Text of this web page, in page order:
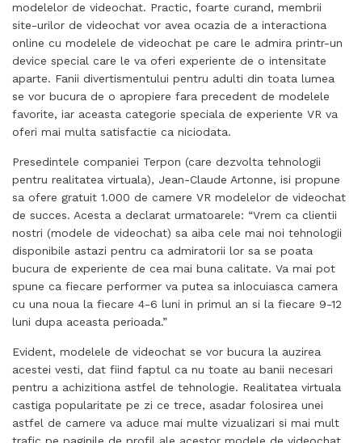
modelelor de videochat. Practic, foarte curand, membrii
site-urilor de videochat vor avea ocazia de a interactiona
online cu modelele de videochat pe care le admira printr-un
device special care le va oferi experiente de o intensitate
aparte. Fanii divertismentului pentru adulti din toata lumea
se vor bucura de o apropiere fara precedent de modelele
favorite, iar aceasta categorie speciala de experiente VR va
oferi mai multa satisfactie ca niciodata.
Presedintele companiei Terpon (care dezvolta tehnologii
pentru realitatea virtuala), Jean-Claude Artonne, isi propune
sa ofere gratuit 1.000 de camere VR modelelor de videochat
de succes. Acesta a declarat urmatoarele: “Vrem ca clientii
nostri (modele de videochat) sa aiba cele mai noi tehnologii
disponibile astazi pentru ca admiratorii lor sa se poata
bucura de experiente de cea mai buna calitate. Va mai pot
spune ca fiecare performer va putea sa inlocuiasca camera
cu una noua la fiecare 4-6 luni in primul an si la fiecare 9-12
luni dupa aceasta perioada.”
Evident, modelele de videochat se vor bucura la auzirea
acestei vesti, dat fiind faptul ca nu toate au banii necesari
pentru a achizitiona astfel de tehnologie. Realitatea virtuala
castiga popularitate pe zi ce trece, asadar folosirea unei
astfel de camere va aduce mai multe vizualizari si mai mult